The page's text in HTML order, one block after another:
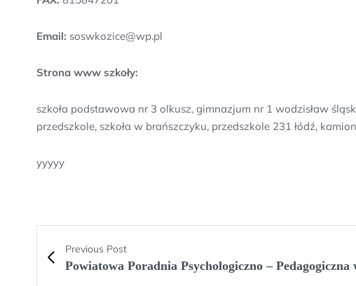
Email: soswkozice@wp.pl
Strona www szkoły:
szkoła podstawowa nr 3 olkusz, gimnazjum nr 1 wodzisław
przedszkole, szkoła w brańszczyku, przedszkole 231 łódź,
yyyyy
Previous Post
Powiatowa Poradnia Psychologiczno – Pedagogiczna